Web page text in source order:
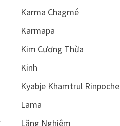
Karma Chagmé
Karmapa
Kim Cương Thừa
Kinh
Kyabje Khamtrul Rinpoche
Lama
Lăng Nghiêm